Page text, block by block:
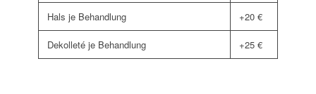
Hals je Behandlung +20 €
Dekolleté je Behandlung +25 €